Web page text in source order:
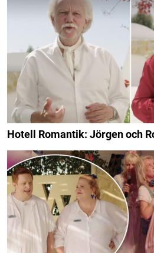
Hotell Romantik: Jörgen och